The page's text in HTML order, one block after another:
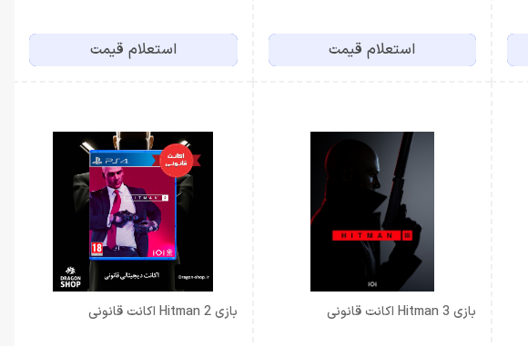
استعلام قیمت استعلام قیمت
بازی Hitman 3 اکانت قانونی بازی Hitman 2 اکانت قانونی